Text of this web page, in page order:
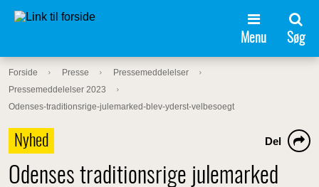
Menu Søg
Forside Presse
Pressemeddelelser
Pressemeddelelser 2023
Odenses-traditionsrige-julemarked-blev-yderst-velbesoegt
Nyhed
Odenses traditionsrige julemarked
Del